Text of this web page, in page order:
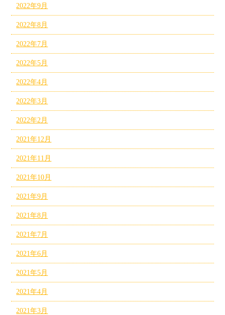
2022年9月
2022年8月
2022年7月
2022年5月
2022年4月
2022年3月
2022年2月
2021年12月
2021年11月
2021年10月
2021年9月
2021年8月
2021年7月
2021年6月
2021年5月
2021年4月
2021年3月